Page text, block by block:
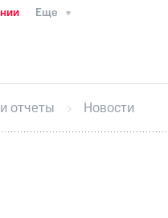
Еще
Интервью
секретарь
кабинет акционера
отчеты Новости